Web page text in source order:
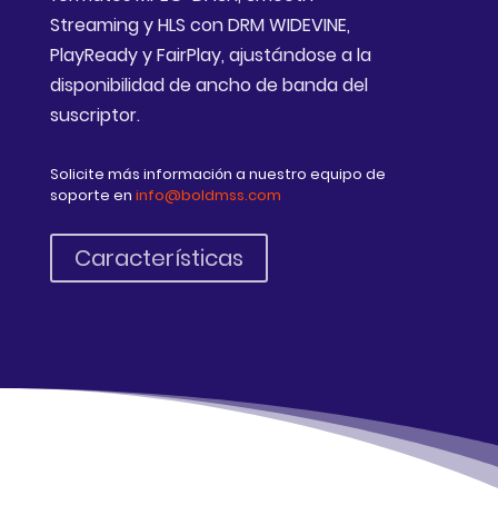
Streaming y HLS con DRM WIDEVINE,
PlayReady y FairPlay, ajustándose a la
disponibilidad de ancho de banda del
suscriptor.
Solicite más información a nuestro equipo de
soporte en info@boldmss.com
Características